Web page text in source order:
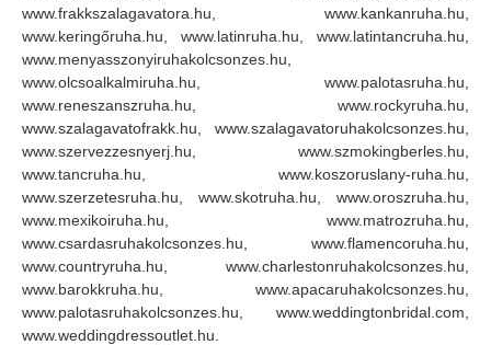
www.frakkszalagavatora.hu, www.kankanruha.hu,
www.keringőruha.hu, www.latinruha.hu, www.latintancruha.hu,
www.menyasszonyiruhakolcsonzes.hu,
www.olcsoalkalmiruha.hu, www.palotasruha.hu,
www.reneszanszruha.hu, www.rockyruha.hu,
www.szalagavatofrakk.hu, www.szalagavatoruhakolcsonzes.hu,
www.szervezzesnyerj.hu, www.szmokingberles.hu,
www.tancruha.hu, www.koszoruslany-ruha.hu,
www.szerzetesruha.hu, www.skotruha.hu, www.oroszruha.hu,
www.mexikoiruha.hu, www.matrozruha.hu,
www.csardasruhakolcsonzes.hu, www.flamencoruha.hu,
www.countryruha.hu, www.charlestonruhakolcsonzes.hu,
www.barokkruha.hu, www.apacaruhakolcsonzes.hu,
www.palotasruhakolcsonzes.hu, www.weddingtonbridal.com,
www.weddingdressoutlet.hu.